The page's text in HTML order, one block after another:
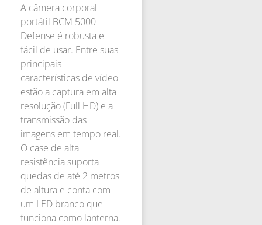
A câmera corporal
portátil BCM 5000
Defense é robusta e
fácil de usar. Entre suas
principais
características de vídeo
estão a captura em alta
resolução (Full HD) e a
transmissão das
imagens em tempo real.
O case de alta
resistência suporta
quedas de até 2 metros
de altura e conta com
um LED branco que
funciona como lanterna.